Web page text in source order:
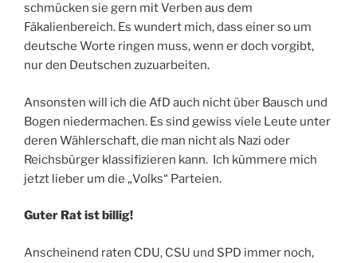
schmücken sie gern mit Verben aus dem
Fäkalienbereich. Es wundert mich, dass einer so um
deutsche Worte ringen muss, wenn er doch vorgibt,
nur den Deutschen zuzuarbeiten.
Ansonsten will ich die AfD auch nicht über Bausch und
Bogen niedermachen. Es sind gewiss viele Leute unter
deren Wählerschaft, die man nicht als Nazi oder
Reichsbürger klassifizieren kann. Ich kümmere mich
jetzt lieber um die „Volks“ Parteien.
Guter Rat ist billig!
Anscheinend raten CDU, CSU und SPD immer noch,